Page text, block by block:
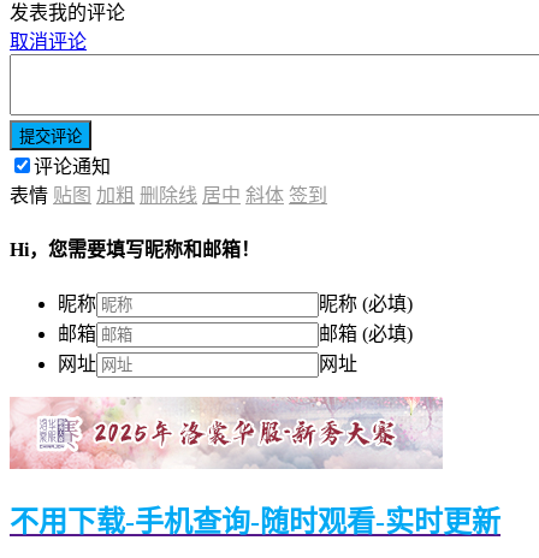
发表我的评论
取消评论
提交评论
评论通知
表情 贴图 加粗 删除线 居中 斜体 签到
Hi，您需要填写昵称和邮箱！
昵称
昵称 (必填)
邮箱
邮箱 (必填)
网址
网址
不用下载-手机查询-随时观看-实时更新